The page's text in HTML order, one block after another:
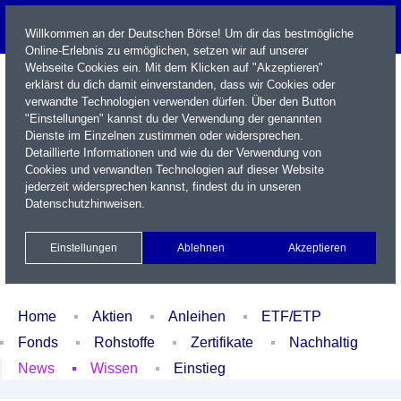
Name / WKN / ISIN / Kürzel
Xetra Realtime
Watchlist Portfolio Login
Home Aktien Anleihen
ETF/ETP
Fonds
Rohstoffe Zertifikate
Nachhaltig
News
Wissen Einstieg
Willkommen an der Deutschen Börse! Um dir das bestmögliche
Online-Erlebnis zu ermöglichen, setzen wir auf unserer
Webseite Cookies ein. Mit dem Klicken auf "Akzeptieren"
erklärst du dich damit einverstanden, dass wir Cookies oder
verwandte Technologien verwenden dürfen. Über den Button
"Einstellungen" kannst du der Verwendung der genannten
Dienste im Einzelnen zustimmen oder widersprechen.
Detaillierte Informationen und wie du der Verwendung von
Cookies und verwandten Technologien auf dieser Website
jederzeit widersprechen kannst, findest du in unseren
Datenschutzhinweisen.
Einstellungen Ablehnen Akzeptieren